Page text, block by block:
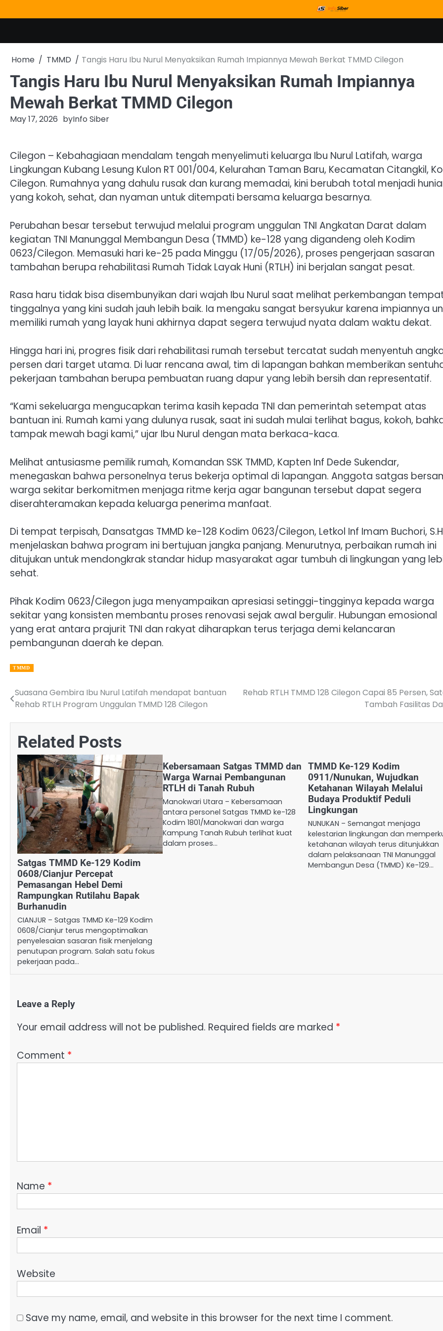
to
Home TMMD Tangis Haru Ibu Nurul Menyaksikan Rumah Impiannya Mewah Berkat TMMD Cilegon
Tangis Haru Ibu Nurul Menyaksikan Rumah Impiannya
Mewah Berkat TMMD Cilegon
May 17, 2026 byInfo Siber
Cilegon – Kebahagiaan mendalam tengah menyelimuti keluarga Ibu Nurul Latifah, warga
Lingkungan Kubang Lesung Kulon RT 001/004, Kelurahan Taman Baru, Kecamatan Citangkil,
Cilegon. Rumahnya yang dahulu rusak dan kurang memadai, kini berubah total menjadi
yang kokoh, sehat, dan nyaman untuk ditempati bersama keluarga besarnya.
Perubahan besar tersebut terwujud melalui program unggulan TNI Angkatan Darat dalam
kegiatan TNI Manunggal Membangun Desa (TMMD) ke-128 yang digandeng oleh Kodim
0623/Cilegon. Memasuki hari ke-25 pada Minggu (17/05/2026), proses pengerjaan sasaran
tambahan berupa rehabilitasi Rumah Tidak Layak Huni (RTLH) ini berjalan sangat pesat.
Rasa haru tidak bisa disembunyikan dari wajah Ibu Nurul saat melihat perkembangan
tinggalnya yang kini sudah jauh lebih baik. Ia mengaku sangat bersyukur karena impiannya
memiliki rumah yang layak huni akhirnya dapat segera terwujud nyata dalam waktu dekat.
Hingga hari ini, progres fisik dari rehabilitasi rumah tersebut tercatat sudah menyentuh
persen dari target utama. Di luar rencana awal, tim di lapangan bahkan memberikan
pekerjaan tambahan berupa pembuatan ruang dapur yang lebih bersih dan representatif.
“Kami sekeluarga mengucapkan terima kasih kepada TNI dan pemerintah setempat atas
bantuan ini. Rumah kami yang dulunya rusak, saat ini sudah mulai terlihat bagus, kokoh,
tampak mewah bagi kami,” ujar Ibu Nurul dengan mata berkaca-kaca.
Melihat antusiasme pemilik rumah, Komandan SSK TMMD, Kapten Inf Dede Sukendar,
menegaskan bahwa personelnya terus bekerja optimal di lapangan. Anggota satgas
warga sekitar berkomitmen menjaga ritme kerja agar bangunan tersebut dapat segera
diserahteramakan kepada keluarga penerima manfaat.
Di tempat terpisah, Dansatgas TMMD ke-128 Kodim 0623/Cilegon, Letkol Inf Imam Buchori,
menjelaskan bahwa program ini bertujuan jangka panjang. Menurutnya, perbaikan rumah ini
ditujukan untuk mendongkrak standar hidup masyarakat agar tumbuh di lingkungan yang
sehat.
Pihak Kodim 0623/Cilegon juga menyampaikan apresiasi setinggi-tingginya kepada warga
sekitar yang konsisten membantu proses renovasi sejak awal bergulir. Hubungan emosional
yang erat antara prajurit TNI dan rakyat diharapkan terus terjaga demi kelancaran
pembangunan daerah ke depan.
TMMD
Post
Suasana Gembira Ibu Nurul Latifah mendapat bantuan
Rehab RTLH Program Unggulan TMMD 128 Cilegon
Rehab RTLH TMMD 128 Cilegon Capai 85 Persen,
Tambah Fasilitas
Related Posts
Satgas TMMD Ke-129 Kodim
0608/Cianjur Percepat
Pemasangan Hebel Demi
Rampungkan Rutilahu Bapak
Burhanudin
CIANJUR – Satgas TMMD Ke-129 Kodim
0608/Cianjur terus mengoptimalkan
penyelesaian sasaran fisik menjelang
penutupan program. Salah satu fokus
pekerjaan pada…
Kebersamaan Satgas TMMD dan
Warga Warnai Pembangunan
RTLH di Tanah Rubuh
Manokwari Utara – Kebersamaan
antara personel Satgas TMMD ke-128
Kodim 1801/Manokwari dan warga
Kampung Tanah Rubuh terlihat kuat
dalam proses…
TMMD Ke-129 Kodim
0911/Nunukan, Wujudkan
Ketahanan Wilayah Melalui
Budaya Produktif Peduli
Lingkungan
NUNUKAN – Semangat menjaga
kelestarian lingkungan dan
ketahanan wilayah terus ditunjukkan
dalam pelaksanaan TNI Manunggal
Membangun Desa (TMMD) Ke-129…
Leave a Reply
Your email address will not be published. Required fields are marked *
Comment *
Name *
Email *
Website
Save my name, email, and website in this browser for the next time I comment.